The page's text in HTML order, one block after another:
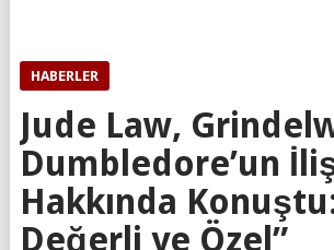
HABERLER
Jude Law,
Dumbledore’un
Hakkında
Değerli ve Özel”